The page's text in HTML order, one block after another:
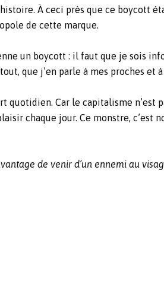
À ceci près que ce boycott
de cette marque.
un boycott : il faut que je sois
que j’en parle à mes proches et
quotidien. Car le capitalisme n’est
chaque jour. Ce monstre, c’est
de venir d’un ennemi au